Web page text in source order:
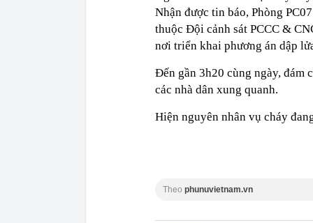
Nhận được tin báo, Phòng
thuộc Đội cảnh sát PCCC &
nơi triển khai phương án dập
Đến gần 3h20 cùng ngày, đám
các nhà dân xung quanh.
Hiện nguyên nhân vụ cháy
Theo phunuvietnam.vn